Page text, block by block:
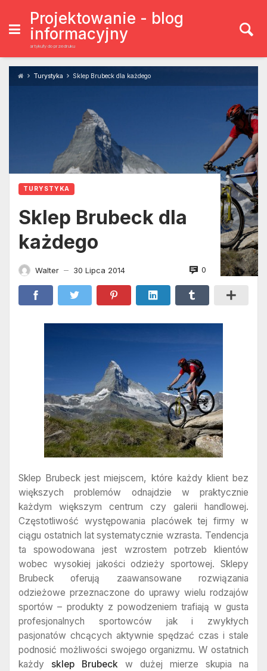
content
Projektowanie - blog
informacyjny
artykuły do przedruku
Turystyka Sklep Brubeck dla każdego
TURYSTYKA
Sklep Brubeck dla
każdego
Walter — 30 Lipca 2014 0
Sklep Brubeck jest miejscem, które każdy klient bez
większych problemów odnajdzie w praktycznie
każdym większym centrum czy galerii handlowej.
Częstotliwość występowania placówek tej firmy w
ciągu ostatnich lat systematycznie wzrasta. Tendencja
ta spowodowana jest wzrostem potrzeb klientów
wobec wysokiej jakości odzieży sportowej. Sklepy
Brubeck oferują zaawansowane rozwiązania
odzieżowe przeznaczone do uprawy wielu rodzajów
sportów – produkty z powodzeniem trafiają w gusta
profesjonalnych sportowców jak i zwykłych
pasjonatów chcących aktywnie spędzać czas i stale
podnosić możliwości swojego organizmu. W ostatnich
każdy sklep Brubeck w dużej mierze skupia na